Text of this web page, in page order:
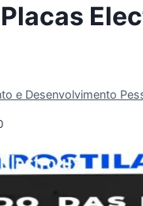
e Desenvolvimento